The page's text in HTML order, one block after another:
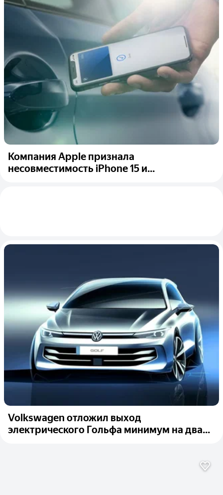
Компания Apple признала
несовместимость iPhone 15 и...
Volkswagen отложил выход
электрического Гольфа минимум на два...